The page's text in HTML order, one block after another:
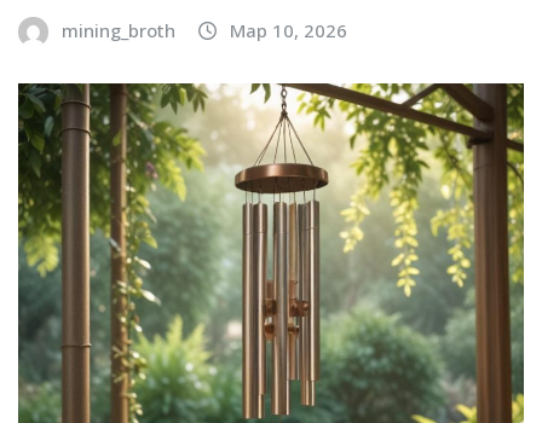
mining_broth Мар 10, 2026